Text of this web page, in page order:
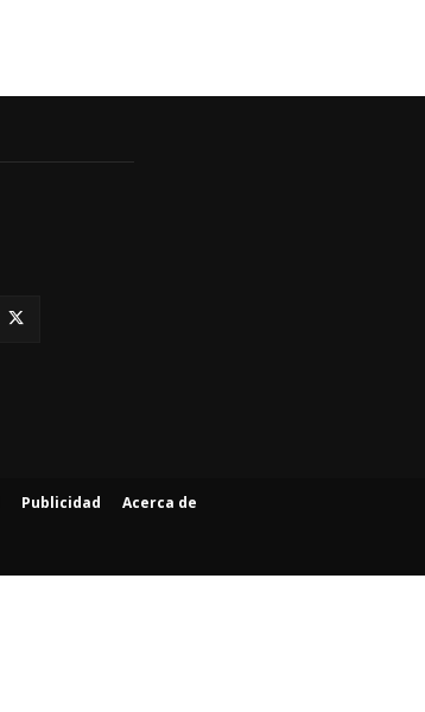
Publicidad Acerca de